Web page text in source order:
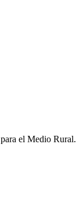
el Medio Rural.